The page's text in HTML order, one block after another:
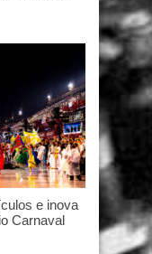
e inova
Carnaval